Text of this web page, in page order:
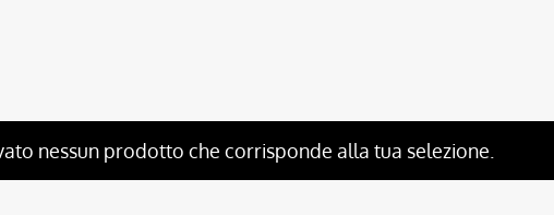
nessun prodotto che corrisponde alla tua selezione.